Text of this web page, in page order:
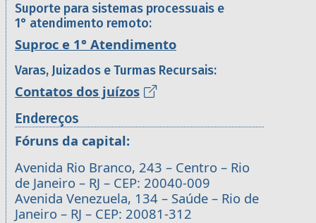
Suporte para sistemas processuais e
1° atendimento remoto:
Suproc e 1° Atendimento
Varas, Juizados e Turmas Recursais:
Contatos dos juízos
Endereços
Fóruns da capital:
Avenida Rio Branco, 243 – Centro – Rio
de Janeiro – RJ – CEP: 20040-009
Avenida Venezuela, 134 – Saúde – Rio de
Janeiro – RJ – CEP: 20081-312